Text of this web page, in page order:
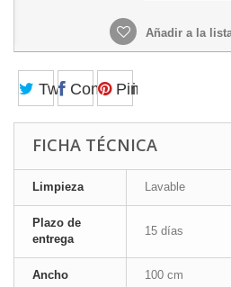
Añadir a la
TweetCompartirPinterest
FICHA TÉCNICA
Limpieza Lavable
Plazo de
entrega
15 días
Ancho 100 cm